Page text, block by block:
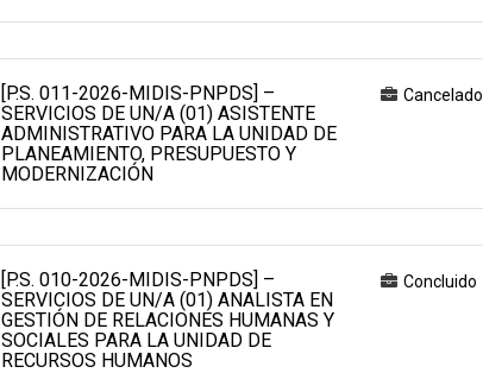
[P.S. 011-2026-MIDIS-PNPDS] –
SERVICIOS DE UN/A (01) ASISTENTE
ADMINISTRATIVO PARA LA UNIDAD DE
PLANEAMIENTO, PRESUPUESTO Y
MODERNIZACIÓN
Cancelado
[P.S. 010-2026-MIDIS-PNPDS] –
SERVICIOS DE UN/A (01) ANALISTA EN
GESTIÓN DE RELACIONES HUMANAS Y
SOCIALES PARA LA UNIDAD DE
RECURSOS HUMANOS
Concluido